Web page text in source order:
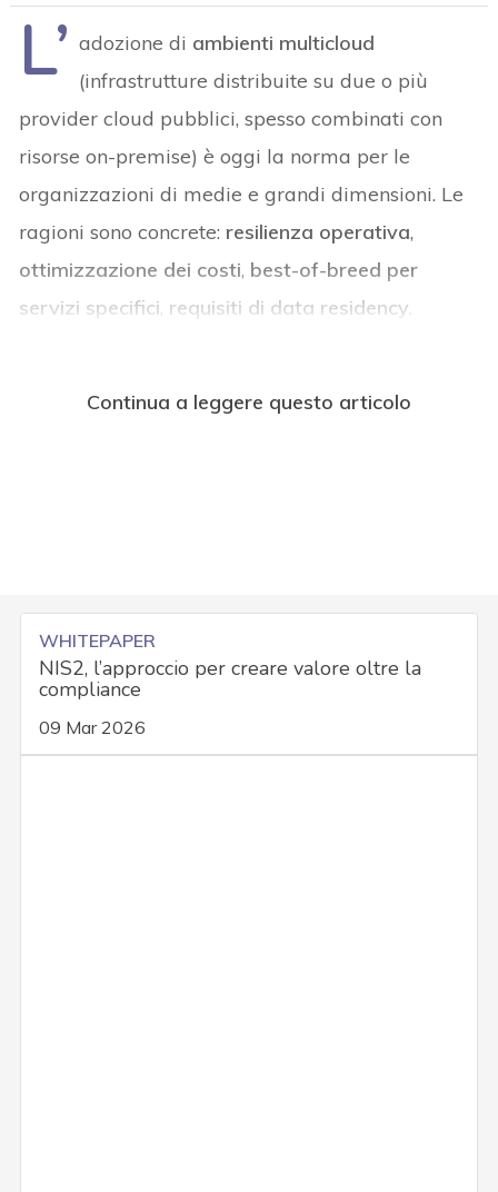
L’ adozione di ambienti multicloud
(infrastrutture distribuite su due o più
provider cloud pubblici, spesso combinati con
risorse on-premise) è oggi la norma per le
organizzazioni di medie e grandi dimensioni. Le
ragioni sono concrete: resilienza operativa,
ottimizzazione dei costi, best-of-breed per
servizi specifici, requisiti di data residency.
Continua a leggere questo articolo
WHITEPAPER
NIS2, l’approccio per creare valore oltre la
compliance
09 Mar 2026